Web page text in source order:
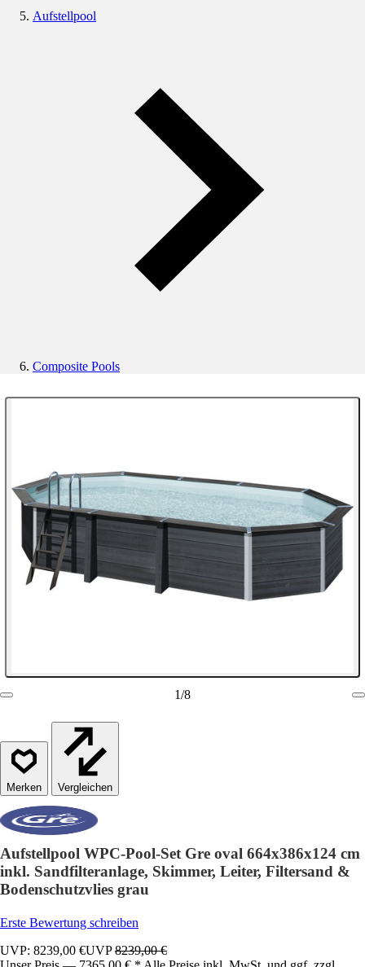
Aufstellpool
Composite Pools
1/8
Vergleichen
Aufstellpool WPC-Pool-Set Gre oval 664x386x124 cm
inkl. Sandfilteranlage, Skimmer, Leiter, Filtersand &
Bodenschutzvlies grau
Erste Bewertung schreiben
UVP: 8239,00 €UVP8239,00 €